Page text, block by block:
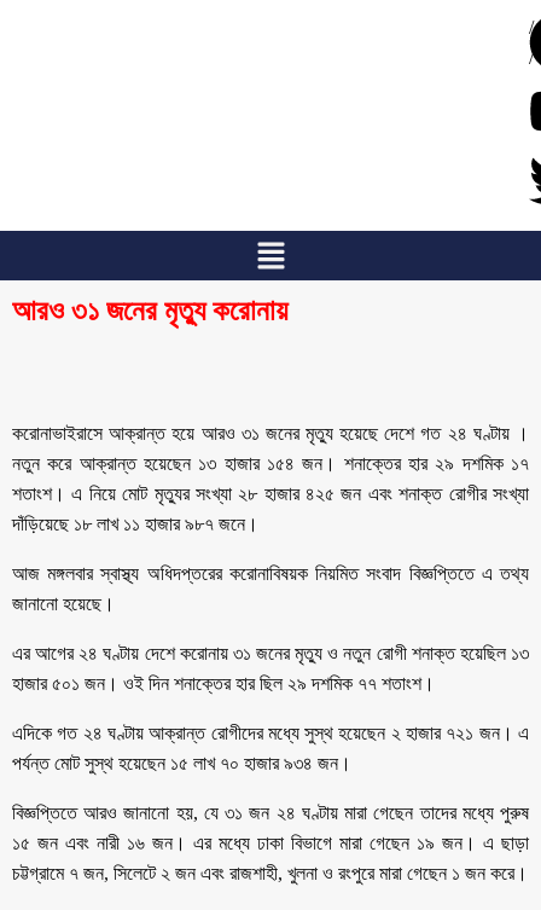
/
/
আরও ৩১ জনের মৃত্যু করোনায়
করোনাভাইরাসে আক্রান্ত হয়ে আরও ৩১ জনের মৃত্যু হয়েছে দেশে গত ২৪ ঘণ্টায় ।
নতুন করে আক্রান্ত হয়েছেন ১৩ হাজার ১৫৪ জন। শনাক্তের হার ২৯ দশমিক ১৭
শতাংশ। এ নিয়ে মোট মৃত্যুর সংখ্যা ২৮ হাজার ৪২৫ জন এবং শনাক্ত রোগীর সংখ্যা
দাঁড়িয়েছে ১৮ লাখ ১১ হাজার ৯৮৭ জনে।
আজ মঙ্গলবার স্বাস্থ্য অধিদপ্তরের করোনাবিষয়ক নিয়মিত সংবাদ বিজ্ঞপ্তিতে এ তথ্য
জানানো হয়েছে।
এর আগের ২৪ ঘণ্টায় দেশে করোনায় ৩১ জনের মৃত্যু ও নতুন রোগী শনাক্ত হয়েছিল ১৩
হাজার ৫০১ জন। ওই দিন শনাক্তের হার ছিল ২৯ দশমিক ৭৭ শতাংশ।
এদিকে গত ২৪ ঘণ্টায় আক্রান্ত রোগীদের মধ্যে সুস্থ হয়েছেন ২ হাজার ৭২১ জন। এ
পর্যন্ত মোট সুস্থ হয়েছেন ১৫ লাখ ৭০ হাজার ৯৩৪ জন।
বিজ্ঞপ্তিতে আরও জানানো হয়, যে ৩১ জন ২৪ ঘণ্টায় মারা গেছেন তাদের মধ্যে পুরুষ
১৫ জন এবং নারী ১৬ জন। এর মধ্যে ঢাকা বিভাগে মারা গেছেন ১৯ জন। এ ছাড়া
চট্টগ্রামে ৭ জন, সিলেটে ২ জন এবং রাজশাহী, খুলনা ও রংপুরে মারা গেছেন ১ জন করে।